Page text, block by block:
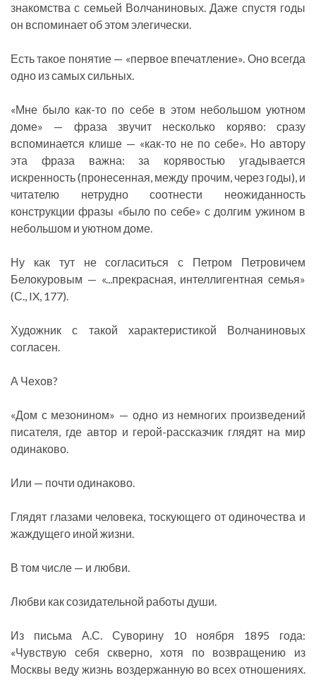
знакомства с семьей Волчаниновых. Даже спустя годы
он вспоминает об этом элегически.
Есть такое понятие — «первое впечатление». Оно всегда
одно из самых сильных.
«Мне было как-то по себе в этом небольшом уютном
доме» — фраза звучит несколько коряво: сразу
вспоминается клише — «как-то не по себе». Но автору
эта фраза важна: за корявостью угадывается
искренность (пронесенная, между прочим, через годы), и
читателю нетрудно соотнести неожиданность
конструкции фразы «было по себе» с долгим ужином в
небольшом и уютном доме.
Ну как тут не согласиться с Петром Петровичем
Белокуровым — «...прекрасная, интеллигентная семья»
(С., IX, 177).
Художник с такой характеристикой Волчаниновых
согласен.
А Чехов?
«Дом с мезонином» — одно из немногих произведений
писателя, где автор и герой-рассказчик глядят на мир
одинаково.
Или — почти одинаково.
Глядят глазами человека, тоскующего от одиночества и
жаждущего иной жизни.
В том числе — и любви.
Любви как созидательной работы души.
Из письма А.С. Суворину 10 ноября 1895 года:
«Чувствую себя скверно, хотя по возвращению из
Москвы веду жизнь воздержанную во всех отношениях.